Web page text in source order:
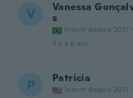
V
Vanessa
s
Inscrit depuis 2017 ·
il y a 6 ans
P Patricia
Inscrit depuis 2017 ·